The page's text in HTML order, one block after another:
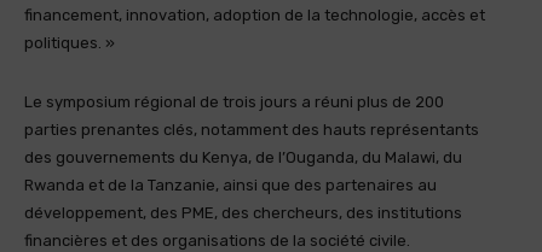
financement, innovation, adoption de la technologie, accès et
politiques. »
Le symposium régional de trois jours a réuni plus de 200
parties prenantes clés, notamment des hauts représentants
des gouvernements du Kenya, de l’Ouganda, du Malawi, du
Rwanda et de la Tanzanie, ainsi que des partenaires au
développement, des PME, des chercheurs, des institutions
financières et des organisations de la société civile.